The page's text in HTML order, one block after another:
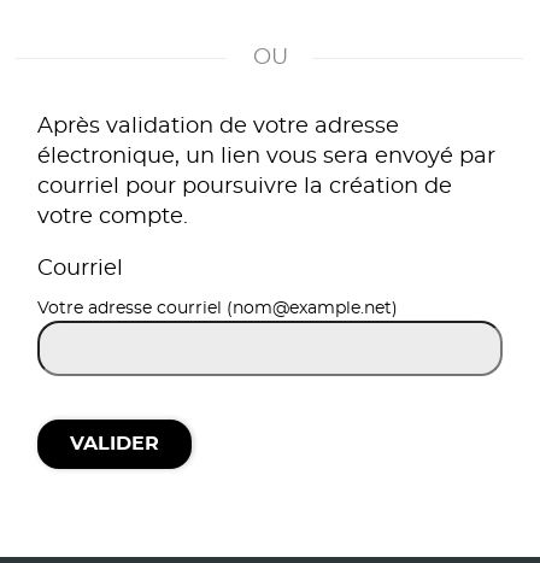
Après validation de votre adresse
électronique, un lien vous sera envoyé par
courriel pour poursuivre la création de
votre compte.
Courriel
Votre adresse courriel (nom@example.net)
VALIDER